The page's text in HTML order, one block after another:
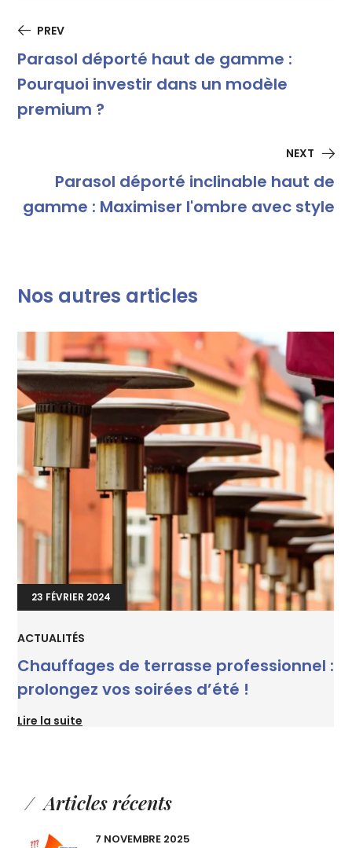
PREV
Parasol déporté haut de gamme :
Pourquoi investir dans un modèle
premium ?
NEXT
Parasol déporté inclinable haut de
gamme : Maximiser l'ombre avec style
Nos autres articles
23 FÉVRIER 2024
ACTUALITÉS
Chauffages de terrasse professionnel :
prolongez vos soirées d’été !
Lire la suite
Articles récents
7 NOVEMBRE 2025